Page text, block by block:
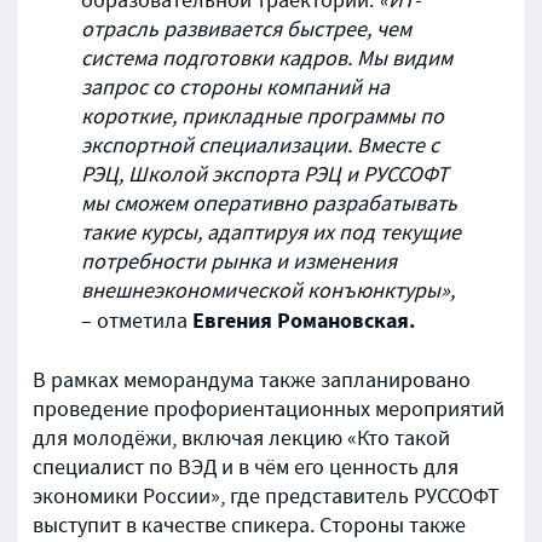
отрасль развивается быстрее, чем
система подготовки кадров. Мы видим
запрос со стороны компаний на
короткие, прикладные программы по
экспортной специализации. Вместе с
РЭЦ, Школой экспорта РЭЦ иРУССОФТ
мы сможем оперативно разрабатывать
такие курсы, адаптируя их под текущие
потребности рынка и изменения
внешнеэкономической конъюнктуры»,
– отметила Евгения Романовская.
В рамках меморандума также запланировано
проведение профориентационных мероприятий
для молодёжи, включая лекцию «Кто такой
специалист по ВЭД и в чём его ценность для
экономики России», где представитель РУССОФТ
выступит в качестве спикера. Стороны также